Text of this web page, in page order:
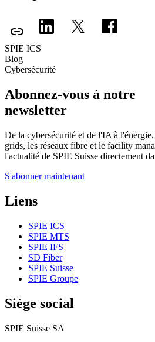
SPIE ICS
Blog
Cybersécurité
Abonnez-vous à notre
newsletter
De la cybersécurité et de l'IA à l'énergie,
grids, les réseaux fibre et le facility
l'actualité de SPIE Suisse directement
S'abonner maintenant
Liens
SPIE ICS
SPIE MTS
SPIE IFS
SD Fiber
SPIE Suisse
SPIE Groupe
Siège social
SPIE Suisse SA